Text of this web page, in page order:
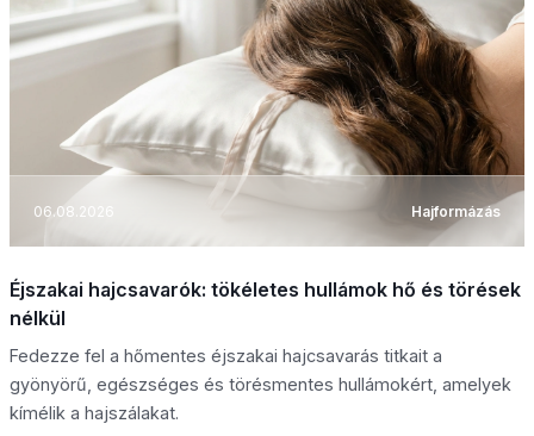
06.08.2026 Hajformázás
Éjszakai hajcsavarók: tökéletes hullámok hő és törések
nélkül
Fedezze fel a hőmentes éjszakai hajcsavarás titkait a
gyönyörű, egészséges és törésmentes hullámokért, amelyek
kímélik a hajszálakat.